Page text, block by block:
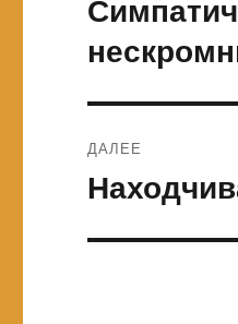
записям
ДАЛЕЕ
Следующая